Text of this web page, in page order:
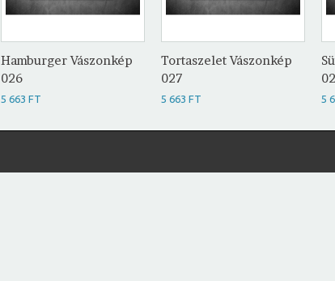
Hamburger Vászonkép
026
5 663 FT
Tortaszelet Vászonkép
027
5 663 FT 5